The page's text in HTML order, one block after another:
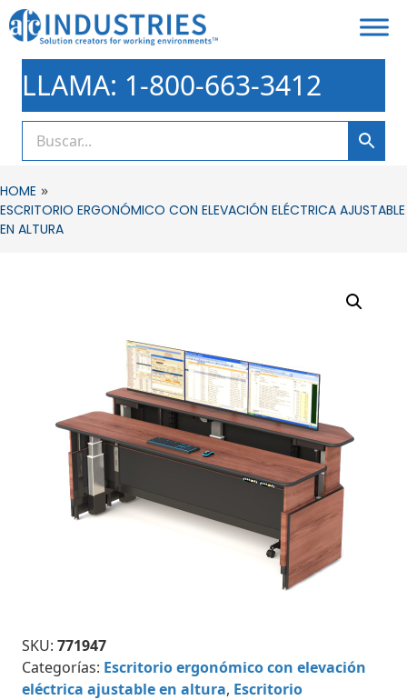
LLAMA: 1-800-663-3412
HOME »
ESCRITORIO ERGONÓMICO CON ELEVACIÓN ELÉCTRICA AJUSTABLE
EN ALTURA
SKU: 771947
Categorías: Escritorio ergonómico con elevación
eléctrica ajustable en altura, Escritorio